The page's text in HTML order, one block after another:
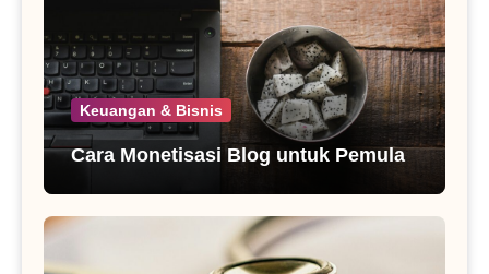
Keuangan & Bisnis
Cara Monetisasi Blog untuk Pemula